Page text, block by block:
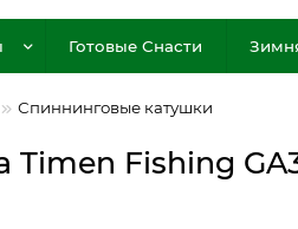
Готовые Снасти
Спиннинговые катушки
Timen Fishing